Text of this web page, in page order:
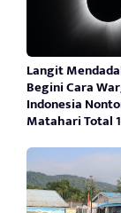
Langit
Begini Cara
Indonesia
Matahari Total